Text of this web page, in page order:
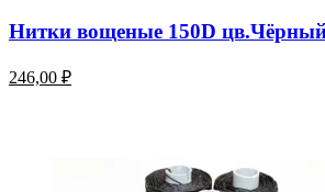
Нитки вощеные 150D
246,00 ₽